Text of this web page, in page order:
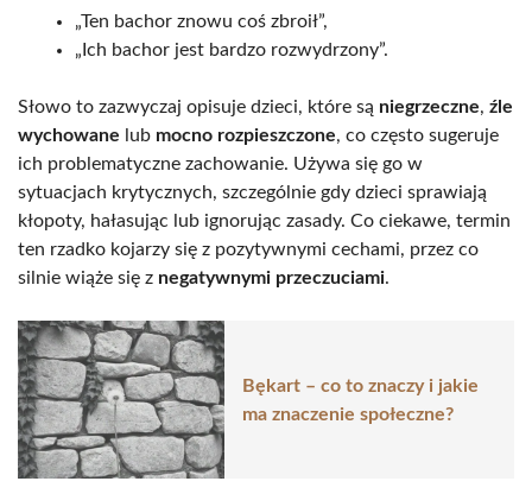
„Ten bachor znowu coś zbroił”,
„Ich bachor jest bardzo rozwydrzony”.
Słowo to zazwyczaj opisuje dzieci, które są niegrzeczne, źle
wychowane lub mocno rozpieszczone, co często sugeruje
ich problematyczne zachowanie. Używa się go w
sytuacjach krytycznych, szczególnie gdy dzieci sprawiają
kłopoty, hałasując lub ignorując zasady. Co ciekawe, termin
ten rzadko kojarzy się z pozytywnymi cechami, przez co
silnie wiąże się z negatywnymi przeczuciami.
Bękart – co to znaczy i jakie
ma znaczenie społeczne?